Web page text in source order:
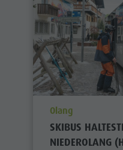
Olang
SKIBUS
NIEDEROLANG